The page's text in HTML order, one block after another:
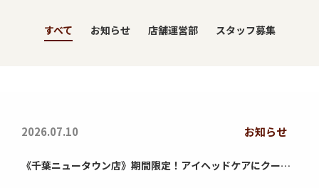
すべて お知らせ 店舗運営部 スタッフ募集
2026.07.10 お知らせ
《千葉ニュータウン店》期間限定！アイヘッドケアにクール